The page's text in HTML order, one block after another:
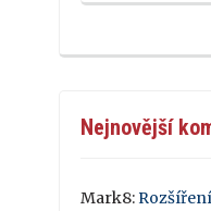
Nejnovější
Mark8: